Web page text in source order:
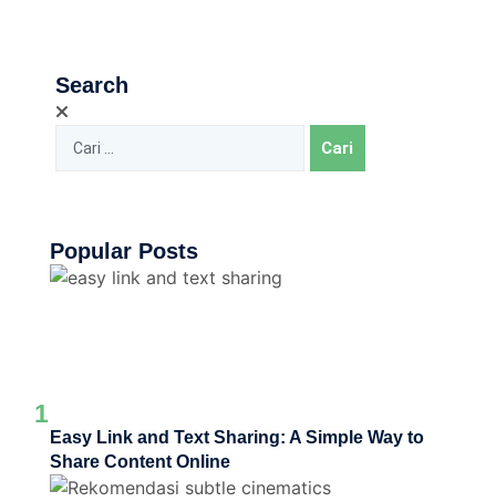
Search
Popular Posts
1
Easy Link and Text Sharing: A Simple Way to
Share Content Online